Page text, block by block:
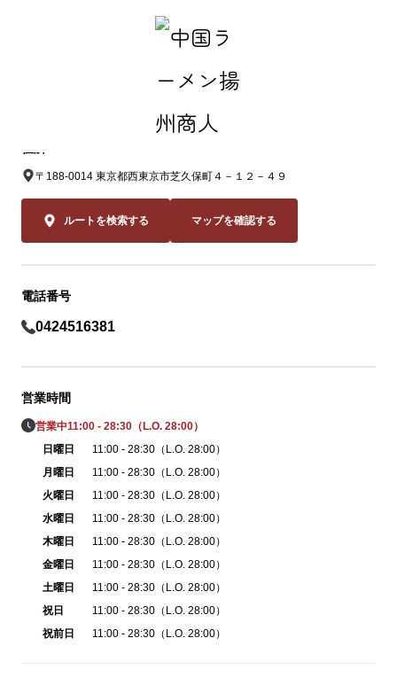
中国ラーメン揚州商人 田無店
〒188-0014 東京都西東京市芝久保町４－１２－４９
ルートを検索する マップを確認する
電話番号
0424516381
営業時間
営業中11:00 - 28:30（L.O. 28:00）
日曜日
11:00 - 28:30（L.O. 28:00）
月曜日
11:00 - 28:30（L.O. 28:00）
火曜日
11:00 - 28:30（L.O. 28:00）
水曜日
11:00 - 28:30（L.O. 28:00）
木曜日
11:00 - 28:30（L.O. 28:00）
金曜日
11:00 - 28:30（L.O. 28:00）
土曜日
11:00 - 28:30（L.O. 28:00）
祝日
11:00 - 28:30（L.O. 28:00）
祝前日
11:00 - 28:30（L.O. 28:00）